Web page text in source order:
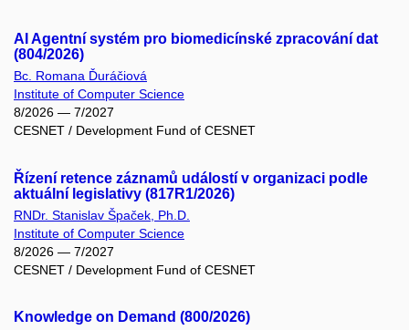
AI Agentní systém pro biomedicínské zpracování dat
(804/2026)
Bc. Romana Ďuráčiová
Institute of Computer Science
8/2026 — 7/2027
CESNET / Development Fund of CESNET
Řízení retence záznamů událostí v organizaci podle
aktuální legislativy (817R1/2026)
RNDr. Stanislav Špaček, Ph.D.
Institute of Computer Science
8/2026 — 7/2027
CESNET / Development Fund of CESNET
Knowledge on Demand (800/2026)